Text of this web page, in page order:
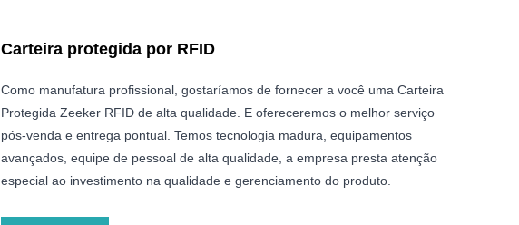
Carteira protegida por RFID
Como manufatura profissional, gostaríamos de fornecer a você uma Carteira
Protegida Zeeker RFID de alta qualidade. E ofereceremos o melhor serviço
pós-venda e entrega pontual. Temos tecnologia madura, equipamentos
avançados, equipe de pessoal de alta qualidade, a empresa presta atenção
especial ao investimento na qualidade e gerenciamento do produto.